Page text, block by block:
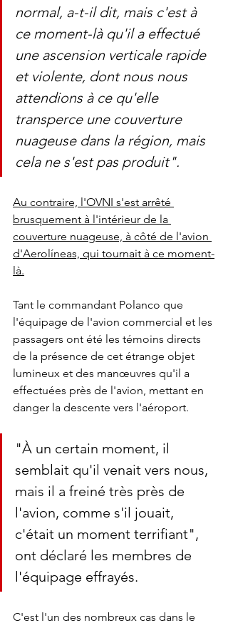
normal, a-t-il dit, mais c'est à
ce moment-là qu'il a effectué
une ascension verticale rapide
et violente, dont nous nous
attendions à ce qu'elle
transperce une couverture
nuageuse dans la région, mais
cela ne s'est pas produit".
Au contraire, l'OVNI s'est arrêté
brusquement à l'intérieur de la
couverture nuageuse, à côté de l'avion
d'Aerolíneas, qui tournait à ce moment-
là.
Tant le commandant Polanco que
l'équipage de l'avion commercial et les
passagers ont été les témoins directs
de la présence de cet étrange objet
lumineux et des manœuvres qu'il a
effectuées près de l'avion, mettant en
danger la descente vers l'aéroport.
"À un certain moment, il
semblait qu'il venait vers nous,
mais il a freiné très près de
l'avion, comme s'il jouait,
c'était un moment terrifiant",
ont déclaré les membres de
l'équipage effrayés.
C'est l'un des nombreux cas dans le